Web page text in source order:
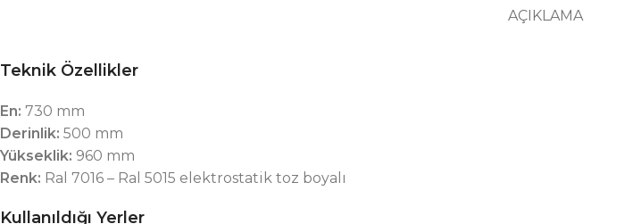
AÇIKLAMA
Teknik Özellikler
En: 730 mm
Derinlik: 500 mm
Yükseklik: 960 mm
Renk: Ral 7016 – Ral 5015 elektrostatik toz boyalı
Kullanıldığı Yerler